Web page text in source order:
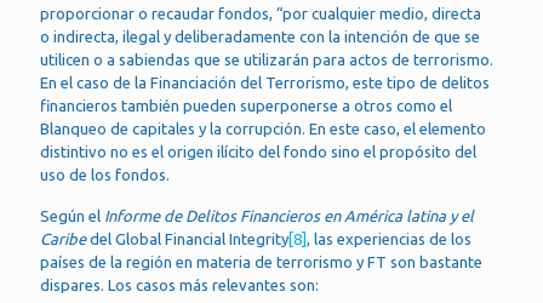
proporcionar o recaudar fondos, “por cualquier medio, directa
o indirecta, ilegal y deliberadamente con la intención de que se
utilicen o a sabiendas que se utilizarán para actos de terrorismo.
En el caso de la Financiación del Terrorismo, este tipo de delitos
financieros también pueden superponerse a otros como el
Blanqueo de capitales y la corrupción. En este caso, el elemento
distintivo no es el origen ilícito del fondo sino el propósito del
uso de los fondos.
Según el Informe de Delitos Financieros en América latina y el
Caribedel Global Financial Integrity[8], las experiencias de los
países de la región en materia de terrorismo y FT son bastante
dispares. Los casos más relevantes son: